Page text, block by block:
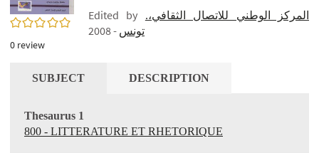
0/5
0 review
Edited by المركز الوطني للاتصال الثقافي،.
تونس - 2008
SUBJECT DESCRIPTION
Thesaurus 1
800 - LITTERATURE ET RHETORIQUE